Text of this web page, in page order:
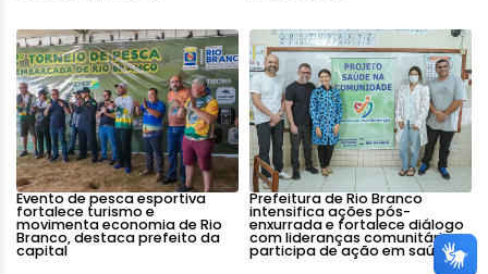
Evento de pesca esportiva
fortalece turismo e
movimenta economia de Rio
Branco, destaca prefeito da
capital
Prefeitura de Rio Branco
intensifica ações pós-
enxurrada e fortalece diálogo
com lideranças comunitárias e
participa de ação em saúde